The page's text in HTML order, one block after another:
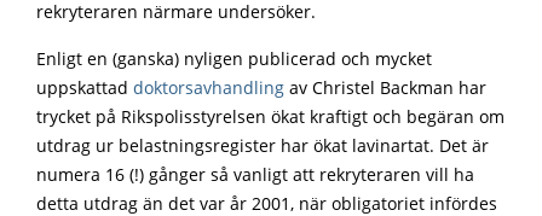
rekryteraren närmare undersöker.
Enligt en (ganska) nyligen publicerad och mycket
uppskattad doktorsavhandling av Christel Backman har
trycket på Rikspolisstyrelsen ökat kraftigt och begäran om
utdrag ur belastningsregister har ökat lavinartat. Det är
numera 16 (!) gånger så vanligt att rekryteraren vill ha
detta utdrag än det var år 2001, när obligatoriet infördes